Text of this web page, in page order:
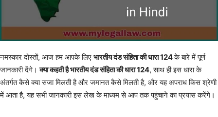
नमस्कार दोस्तों, आज हम आपके लिए भारतीय दंड संहिता की धारा 124के बारे में पूर्ण
जानकारी देंगे।क्या कहती है भारतीय दंड संहिता की धारा 124, साथ ही इस धारा के
अंतर्गत कैसे क्या सजा मिलती है और जमानत कैसे मिलती है, और यह अपराध किस श्रेणी
में आता है, यह सभी जानकारी इस लेख के माध्यम से आप तक पहुंचाने का प्रयास करेंगे।